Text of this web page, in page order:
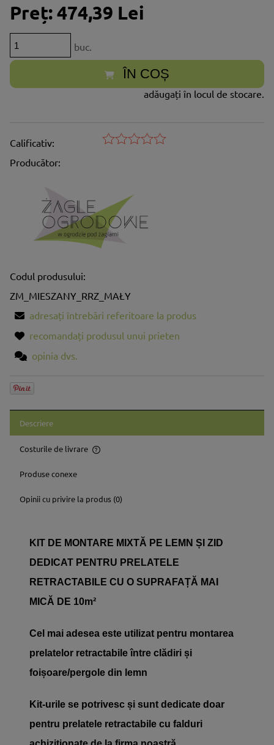
Preț:474,39 Lei
buc.
ÎN COȘ
adăugați în locul de stocare.
Calificativ:
Producător:
Codul produsului:
ZM_MIESZANY_RRZ_MAŁY
adresați întrebări referitoare la produs
recomandați produsul unui prieten
opinia dvs.
Descriere
Costurile de livrare
Prețul nu include eventualele costuri aferente plăților
Produse conexe
Opinii cu privire la produs (0)
KIT DE MONTARE MIXTĂ PE LEMN ȘI ZID
DEDICAT PENTRU PRELATELE
RETRACTABILE CU O SUPRAFAȚĂ MAI
MICĂ DE 10m²
Cel mai adesea este utilizat pentru montarea
prelatelor retractabile între clădiri și
foișoare/pergole din lemn
Kit-urile se potrivesc și sunt dedicate doar
pentru prelatele retractabile cu falduri